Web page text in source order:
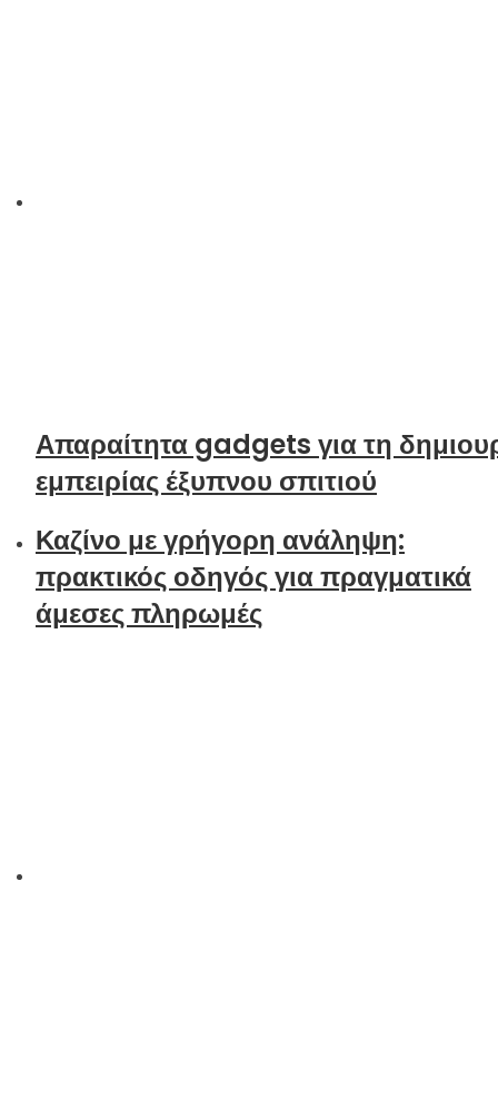
Απαραίτητα gadgets για τη
εμπειρίας έξυπνου σπιτιού
Καζίνο με γρήγορη ανάληψη:
πρακτικός οδηγός για πραγματικά
άμεσες πληρωμές